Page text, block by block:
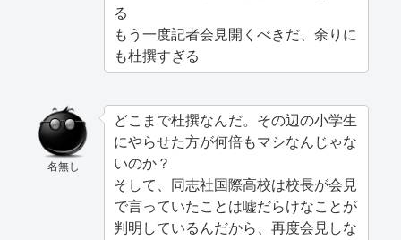
る
もう一度記者会見開くべきだ、余りに
も杜撰すぎる
名無し
どこまで杜撰なんだ。その辺の小学生
にやらせた方が何倍もマシなんじゃな
いのか？
そして、同志社国際高校は校長が会見
で言っていたことは嘘だらけなことが
判明しているんだから、再度会見しな